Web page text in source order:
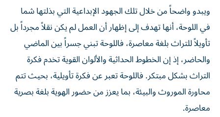
ويبدو واضحاً من خلال تلك الجهود الإبداعية التي بذلتها شما
في اللوحة، أنها تهدف إلى إظهار أن العمل لم يكن نقلاً مجرداً بل
تأويلاً للتراث بلغة معاصرة، فاللوحة تبني جسراً بين الماضي
والحاضر، إذ إن الخطوط الحداثية والألوان القوية تخدم فكرة
التراث بشكل مبتكر. فاللوحة تعبر عن فكرة تأويلية، بحيث تتم
محاورة الموروث والبيئة، بما يعزز من حضور الهوية بلغة بصرية
معاصرة.